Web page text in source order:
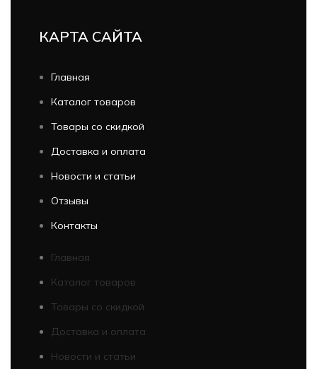
КАРТА САЙТА
Главная
Каталог товаров
Товары со скидкой
Доставка и оплата
Новости и статьи
Отзывы
Контакты
Главная
Каталог товаров
Товары со скидкой
Доставка и оплата
Новости и статьи